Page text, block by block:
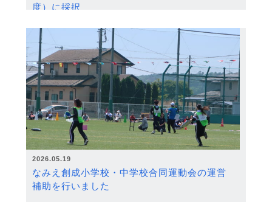
度）に採択
2026.05.19
なみえ創成小学校・中学校合同運動会の運営
補助を行いました